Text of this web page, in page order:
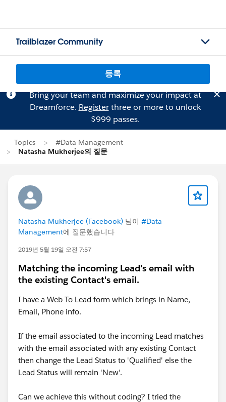
Trailblazer Community
등록
Bring your team and maximize your impact at
Dreamforce. Registerthree or more to unlock
$999 passes.
Topics
#Data Management
Natasha Mukherjee의 질문
Natasha Mukherjee (Facebook) 님이 #Data
Management에 질문했습니다
2019년 5월 19일 오전 7:57
Matching the incoming Lead's email with
the existing Contact's email.
I have a Web To Lead form which brings in Name,
Email, Phone info.
If the email associated to the incoming Lead matches
with the email associated with any existing Contact
then change the Lead Status to 'Qualified' else the
Lead Status will remain 'New'.
Can we achieve this without coding? I tried the